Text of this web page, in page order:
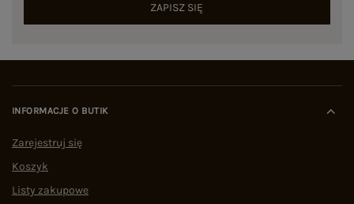
ZAPISZ SIĘ
INFORMACJE O BUTIK
Zarejestruj się
Koszyk
Listy zakupowe